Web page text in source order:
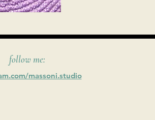
follow me:
massoni.studio